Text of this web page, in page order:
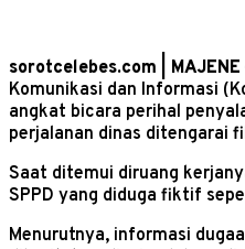
sorotcelebes.com | MAJENE
Komunikasi dan Informasi
angkat bicara perihal
perjalanan dinas ditengarai
Saat ditemui diruang
SPPD yang diduga fiktif
Menurutnya, informasi